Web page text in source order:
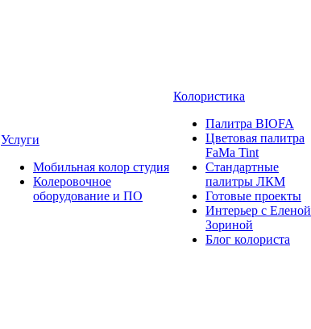
Услуги
Мобильная колор студия
Колеровочное
оборудование и ПО
Колористика
Палитра BIOFA
Цветовая палитра
FaMa Tint
Стандартные
палитры ЛКМ
Готовые проекты
Интерьер с Еленой
Зориной
Блог колориста